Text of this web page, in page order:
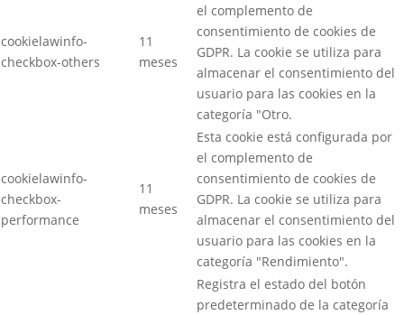
cookielawinfo-
checkbox-others
11
meses
el complemento de
consentimiento de cookies de
GDPR. La cookie se utiliza para
almacenar el consentimiento del
usuario para las cookies en la
categoría "Otro.
cookielawinfo-
checkbox-
performance
11
meses
Esta cookie está configurada por
el complemento de
consentimiento de cookies de
GDPR. La cookie se utiliza para
almacenar el consentimiento del
usuario para las cookies en la
categoría "Rendimiento".
Registra el estado del botón
predeterminado de la categoría